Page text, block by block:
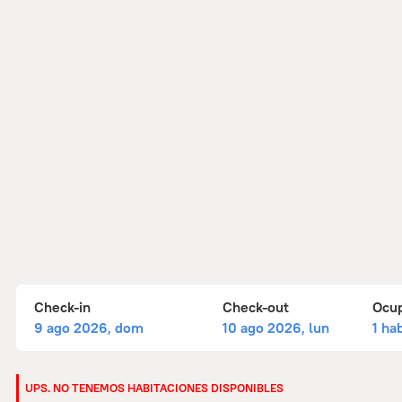
Check-in
9 ago 2026, dom
Check-out
10 ago 2026, lun
1
UPS. NO TENEMOS HABITACIONES DISPONIBLES